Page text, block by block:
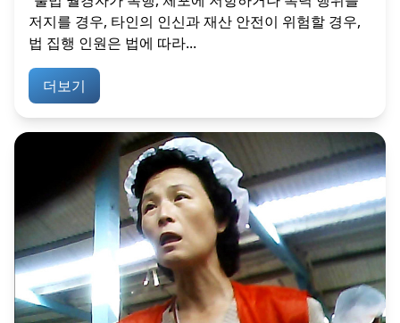
저지를 경우, 타인의 인신과 재산 안전이 위험할 경우,
법 집행 인원은 법에 따라...
더보기